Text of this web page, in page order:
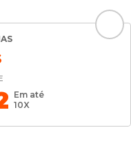
Em até
10X